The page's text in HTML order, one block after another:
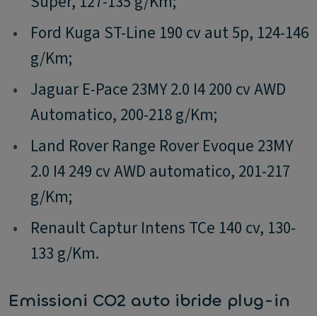
•
Ford Kuga ST-Line 190 cv aut 5p, 124-146
g/Km;
•
Jaguar E-Pace 23MY 2.0 I4 200 cv AWD
Automatico, 200-218 g/Km;
•
Land Rover Range Rover Evoque 23MY
2.0 I4 249 cv AWD automatico, 201-217
g/Km;
•
Renault Captur Intens TCe 140 cv, 130-
133 g/Km.
Emissioni CO2 auto ibride plug-in